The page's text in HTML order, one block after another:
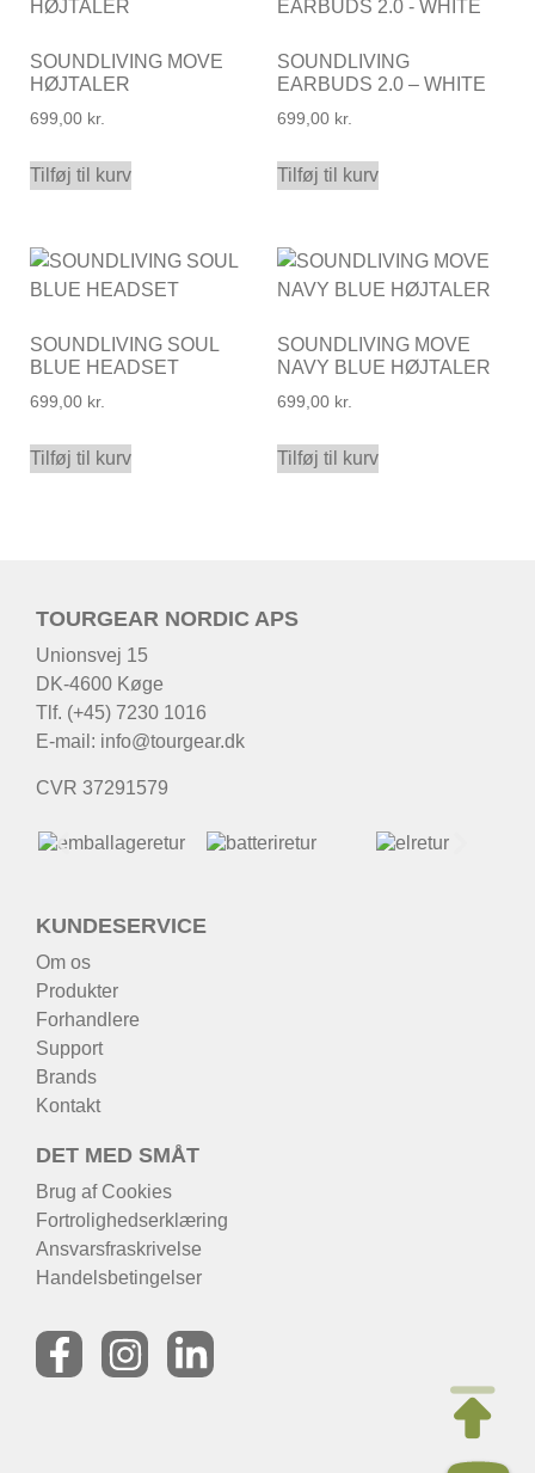
SOUNDLIVING MOVE
HØJTALER
699,00 kr.
Tilføj til kurv
SOUNDLIVING
EARBUDS 2.0 – WHITE
699,00 kr.
Tilføj til kurv
SOUNDLIVING SOUL
BLUE HEADSET
699,00 kr.
Tilføj til kurv
SOUNDLIVING MOVE
NAVY BLUE HØJTALER
699,00 kr.
Tilføj til kurv
TOURGEAR NORDIC APS
Unionsvej 15
DK-4600 Køge
Tlf. (+45) 7230 1016
E-mail: info@tourgear.dk
CVR 37291579
KUNDESERVICE
Om os
Produkter
Forhandlere
Support
Brands
Kontakt
DET MED SMÅT
Brug af Cookies
Fortrolighedserklæring
Ansvarsfraskrivelse
Handelsbetingelser